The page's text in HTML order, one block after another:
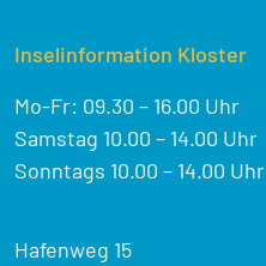
Inselinformation Kloster
Mo-Fr: 09.30 – 16.00 Uhr
Samstag 10.00 – 14.00 Uhr
Sonntags 10.00 – 14.00 Uhr
Hafenweg 15